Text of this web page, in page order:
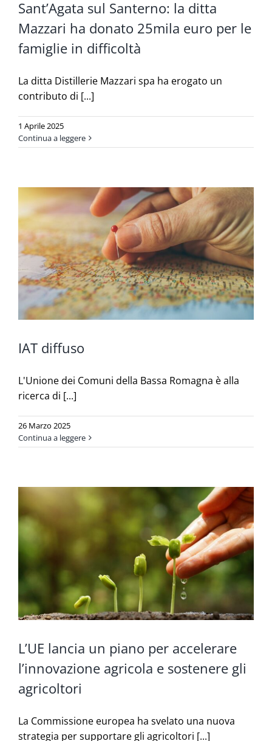
Sant’Agata sul Santerno: la ditta
Mazzari ha donato 25mila euro per le
famiglie in difficoltà
La ditta Distillerie Mazzari spa ha erogato un
contributo di [...]
1 Aprile 2025
Continua a leggere
IAT diffuso
L'Unione dei Comuni della Bassa Romagna è alla
ricerca di [...]
26 Marzo 2025
Continua a leggere
L’UE lancia un piano per accelerare
l’innovazione agricola e sostenere gli
agricoltori
La Commissione europea ha svelato una nuova
strategia per supportare gli agricoltori [...]